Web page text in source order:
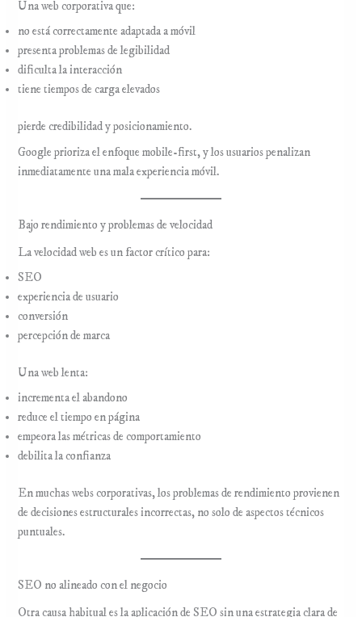
Una web corporativa que:
no está correctamente adaptada a móvil
presenta problemas de legibilidad
dificulta la interacción
tiene tiempos de carga elevados
pierde credibilidad y posicionamiento.
Google prioriza el enfoque mobile-first, y los usuarios penalizan
inmediatamente una mala experiencia móvil.
Bajo rendimiento y problemas de velocidad
La velocidad web es un factor crítico para:
SEO
experiencia de usuario
conversión
percepción de marca
Una web lenta:
incrementa el abandono
reduce el tiempo en página
empeora las métricas de comportamiento
debilita la confianza
En muchas webs corporativas, los problemas de rendimiento provienen
de decisiones estructurales incorrectas, no solo de aspectos técnicos
puntuales.
SEO no alineado con el negocio
Otra causa habitual es la aplicación de SEO sin una estrategia clara de